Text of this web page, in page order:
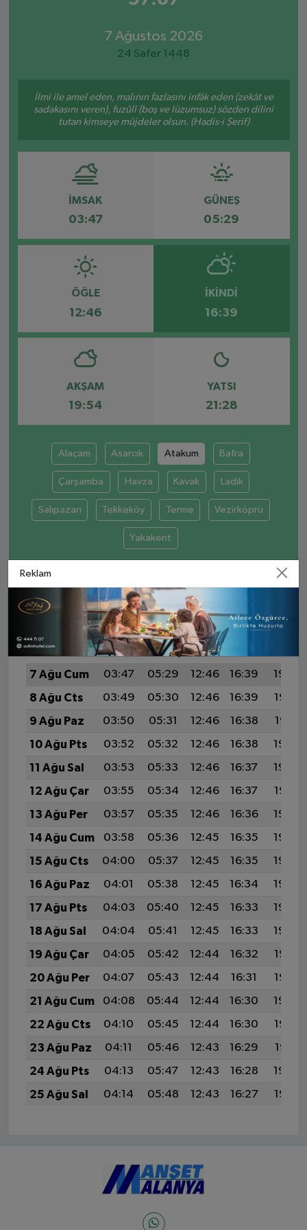
7 Ağustos 2026
24 Safer 1448
İlmi ile amel eden, malının fazlasını infâk eden (zekât ve
sadakasını veren), fuzûlî (boş ve lüzumsuz) sözden dilini
tutan kimseye müjdeler olsun. (Hadis-i Şerif)
İMSAK
03:47
GÜNEŞ
05:29
ÖĞLE
12:46
İKINDI
16:39
AKŞAM
19:54
YATSI
21:28
Alaçam Asarcık Atakum Bafra
Çarşamba Havza Kavak Ladik
Salıpazarı Tekkeköy Terme Vezirköprü
Yakakent
ATAKUM AYLIK NAMAZ VAKITLERI
İMSAK GÜNEŞ ÖĞLE
7 Ağu Cum
03:47 05:29 12:46 16:39
19:54
8 Ağu Cts
03:49 05:30 12:46 16:39
19:52
9 Ağu Paz
03:50 05:31 12:46 16:38
19:51
10 Ağu Pts
03:52 05:32 12:46 16:38
19:50
11 Ağu Sal
03:53 05:33 12:46 16:37
19:48
12 Ağu Çar
03:55 05:34 12:46 16:37
19:47
13 Ağu Per
03:57 05:35 12:46 16:36
19:46
14 Ağu Cum
03:58 05:36 12:45 16:35
19:44
15 Ağu Cts
04:00 05:37 12:45 16:35
19:43
16 Ağu Paz
04:01 05:38 12:45 16:34
19:42
17 Ağu Pts
04:03 05:40 12:45 16:33
19:40
18 Ağu Sal
04:04 05:41 12:45 16:33
19:39
19 Ağu Çar
04:05 05:42 12:44 16:32
19:37
20 Ağu Per
04:07 05:43 12:44 16:31
19:36
21 Ağu Cum
04:08 05:44 12:44 16:30
19:34
22 Ağu Cts
04:10 05:45 12:44 16:30
19:33
23 Ağu Paz
04:11 05:46 12:43 16:29
19:31
24 Ağu Pts
04:13 05:47 12:43 16:28
19:30
25 Ağu Sal
04:14 05:48 12:43 16:27 19:28
Reklam